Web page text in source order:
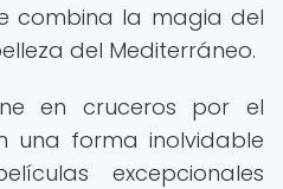
combina la magia del
del Mediterráneo.
en cruceros por el
una forma inolvidable
excepcionales